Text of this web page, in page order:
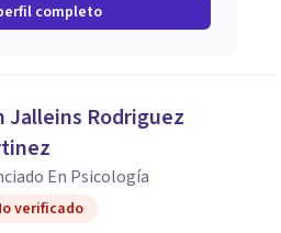
completo
Jalleins Rodriguez
En Psicología
verificado